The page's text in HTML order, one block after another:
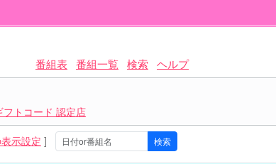
番組表 番組一覧 検索 ヘルプ
フトコード 認定店
示設定 ]